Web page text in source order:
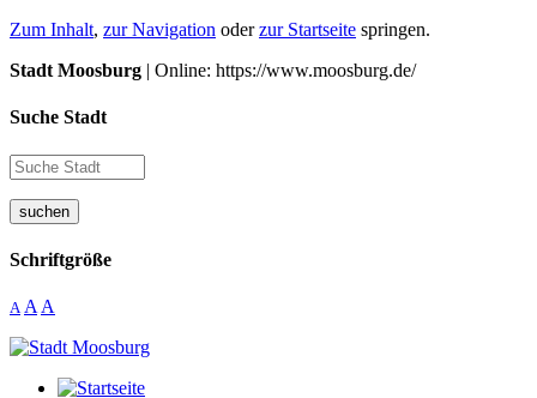
Zum Inhalt, zur Navigation oderzur Startseite springen.
Stadt Moosburg | Online: https://www.moosburg.de/
Suche Stadt
suchen
Schriftgröße
A A A